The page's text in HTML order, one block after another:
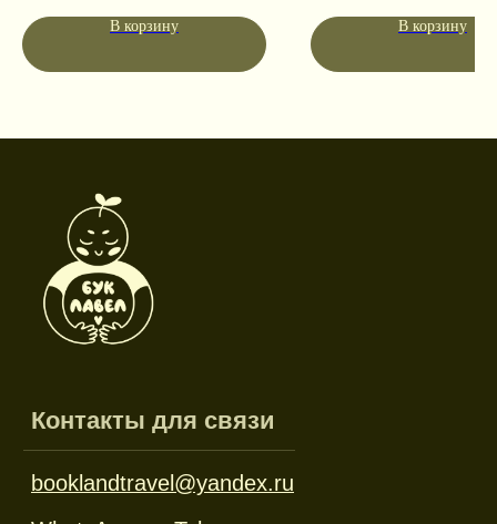
В корзину В корзину
Каталог
Новинки
Закладки
Стенды
Другое
Наборы
Дневники и трекеры
Отрывные блоки
Гирлянды
Сб-вс: выходной
Социальные сети